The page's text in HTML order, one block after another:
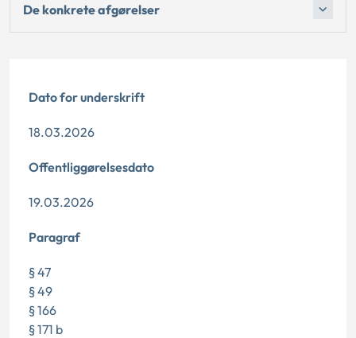
De konkrete afgørelser
Dato for underskrift
18.03.2026
Offentliggørelsesdato
19.03.2026
Paragraf
§ 47
§ 49
§ 166
§ 171 b